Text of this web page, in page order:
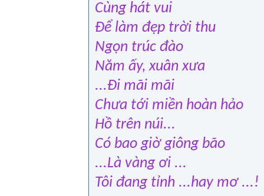
Cùng hát vui
Để làm đẹp trời thu
Ngọn trúc đào
Năm ấy, xuân xưa
...Đi mãi mãi
Chưa tới miền hoàn hảo
Hồ trên núi...
Có bao giờ giông bão
...Là vàng ơi ...
Tôi đang tỉnh ...hay mơ ...!